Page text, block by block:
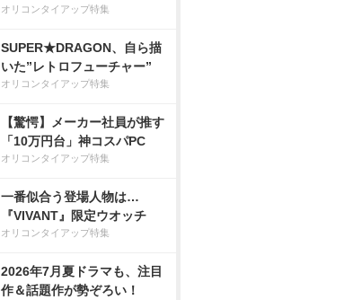
オリコンタイアップ特集
SUPER★DRAGON、自ら描
いた”レトロフューチャー”
オリコンタイアップ特集
【驚愕】メーカー社員が推す
「10万円台」神コスパPC
オリコンタイアップ特集
一番似合う登場人物は…
『VIVANT』限定ウオッチ
オリコンタイアップ特集
2026年7月夏ドラマも、注目
作＆話題作が勢ぞろい！